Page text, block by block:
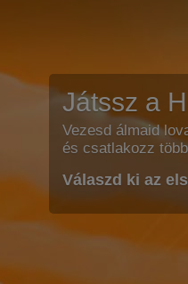
Játssz a
Vezesd álmaid
és csatlakozz
Válaszd ki az